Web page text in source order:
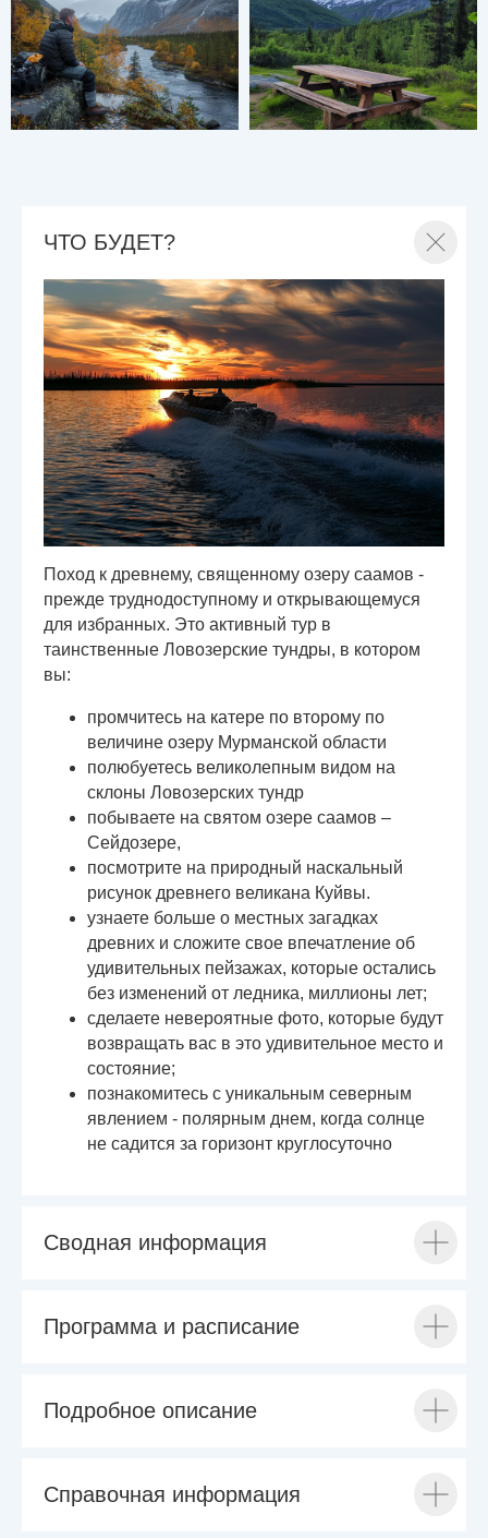
ЧТО БУДЕТ?
Поход к древнему, священному озеру саамов -
прежде труднодоступному и открывающемуся
для избранных. Это активный тур в
таинственные Ловозерские тундры, в котором
вы:
промчитесь на катере по второму по
величине озеру Мурманской области
полюбуетесь великолепным видом на
склоны Ловозерских тундр
побываете на святом озере саамов –
Сейдозере,
посмотрите на природный наскальный
рисунок древнего великана Куйвы.
узнаете больше о местных загадках
древних и сложите свое впечатление об
удивительных пейзажах, которые остались
без изменений от ледника, миллионы лет;
сделаете невероятные фото, которые будут
возвращать вас в это удивительное место и
состояние;
познакомитесь с уникальным северным
явлением - полярным днем, когда солнце
не садится за горизонт круглосуточно
Сводная информация
Программа и расписание
Подробное описание
Справочная информация